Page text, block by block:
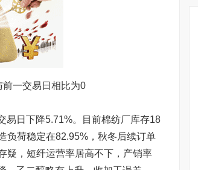
一交易日相比为0
日下降5.71%。目前棉纺厂库存18
负荷稳定在82.95%，秋冬后续订单
疑，短纤运营率居高不下，产销率